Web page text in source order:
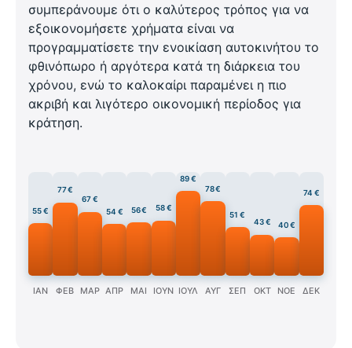
συμπεράνουμε ότι ο καλύτερος τρόπος για να
εξοικονομήσετε χρήματα είναι να
προγραμματίσετε την ενοικίαση αυτοκινήτου το
φθινόπωρο ή αργότερα κατά τη διάρκεια του
χρόνου, ενώ το καλοκαίρι παραμένει η πιο
ακριβή και λιγότερο οικονομική περίοδος για
κράτηση.
55 €
ΙΑΝ
77 €
ΦΕΒ
67 €
ΜΑΡ
54 €
ΑΠΡ
56 €
ΜΑΙ
58 €
ΙΟΥΝ
89 €
ΙΟΥΛ
78 €
ΑΥΓ
51 €
ΣΕΠ
43 €
ΟΚΤ
40 €
ΝΟΕ
74 €
ΔΕΚ